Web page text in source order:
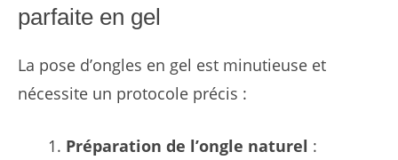
parfaite en gel
La pose d’ongles en gel est minutieuse et
nécessite un protocole précis :
Préparation de l’ongle naturel :